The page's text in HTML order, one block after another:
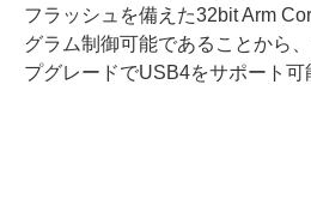
フラッシュを備えた32bit Arm
グラム制御可能であることから
プグレードでUSB4をサポート可